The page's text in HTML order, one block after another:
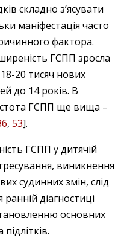
складно з’ясувати
маніфестація часто
фактора.
ГСПП зросла
20 тисяч нових
до 14 років. В
ГСПП ще вища –
, 53].
ГСПП у дитячій
виникнення
судинних змін, слід
діагностиці
основних